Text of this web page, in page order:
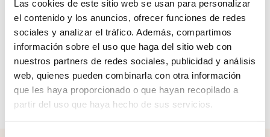
Las cookies de este sitio web se usan para personalizar
el contenido y los anuncios, ofrecer funciones de redes
sociales y analizar el tráfico. Además, compartimos
información sobre el uso que haga del sitio web con
nuestros partners de redes sociales, publicidad y análisis
web, quienes pueden combinarla con otra información
que les haya proporcionado o que hayan recopilado a
partir del uso que haya hecho de sus servicios.
mediante cordones en el empeine para asegurar una
buena sujección del pie. Forro interior 100%
transpirable. Plantilla muy cómoda. Nombre de la
marca grabado, en la lengüeta, plantilla, talón e
imagen propia de la misma en el lateral externo.
Mediasuela de phylon y suela de goma con buena
tracción. Un diseño elegante y versátil, con el que
completar cualquier outfit.